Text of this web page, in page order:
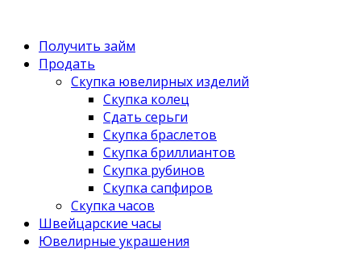
Получить займ
Продать
Скупка ювелирных изделий
Скупка колец
Сдать серьги
Скупка браслетов
Скупка бриллиантов
Скупка рубинов
Скупка сапфиров
Скупка часов
Швейцарские часы
Ювелирные украшения